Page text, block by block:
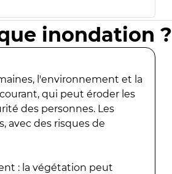
inondation ?
l'environnement et la
qui peut éroder les
des personnes. Les
avec des risques de
: la végétation peut